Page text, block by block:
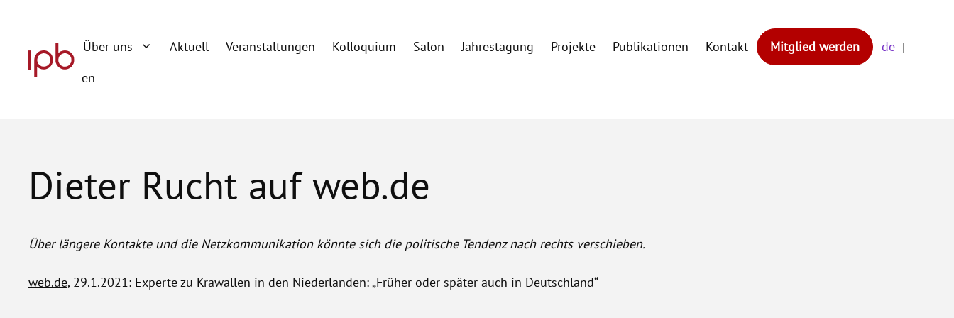
springen
Über uns Aktuell Veranstaltungen Kolloquium Salon Jahrestagung Projekte Publikationen Kontakt Mitglied werden
de
en
Dieter Rucht auf web.de
Über längere Kontakte und die Netzkommunikation könnte sich die politische Tendenz nach rechts verschieben.
web.de, 29.1.2021: Experte zu Krawallen in den Niederlanden: „Früher oder später auch in Deutschland“